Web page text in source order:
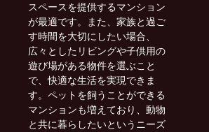
スペースを提供するマンション
が最適です。また、家族と過ご
す時間を大切にしたい場合、
広々としたリビングや子供用の
遊び場がある物件を選ぶこと
で、快適な生活を実現できま
す。ペットを飼うことができる
マンションも増えており、動物
と共に暮らしたいというニーズ